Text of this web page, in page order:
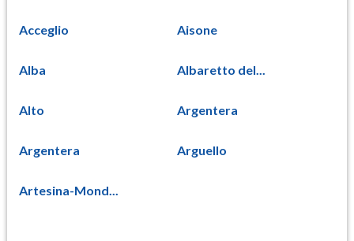
Acceglio Aisone
Alba Albaretto del...
Alto Argentera
Argentera Arguello
Artesina-Mond...